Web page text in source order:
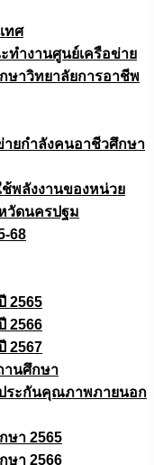
ทศ
ทำงานศูนย์เครือข่าย
ษาวิทยาลัยการอาชีพ
ายกำลังคนอาชีวศึกษา
ช้พลังงานของหน่วย
วัดนครปฐม
68
2565
2566
2567
านศึกษา
ประกันคุณภาพภายนอก
ษา 2565
ษา 2566